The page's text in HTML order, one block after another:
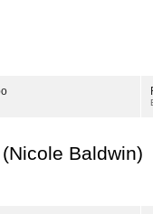
(Nicole Baldwin)